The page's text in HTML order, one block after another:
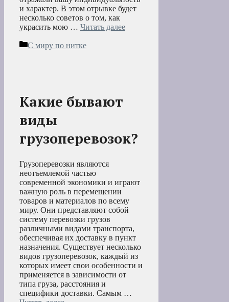
и характер. В этом отрывке будет
несколько советов о том, как
украсить мою … Читать далее
Рубрики
С миру по нитке
Какие бывают
виды
грузоперевозок?
Грузоперевозки являются
неотъемлемой частью
современной экономики и играют
важную роль в перемещении
товаров и материалов по всему
миру. Они представляют собой
систему перевозки грузов
различными видами транспорта,
обеспечивая их доставку в пункт
назначения. Существует несколько
видов грузоперевозок, каждый из
которых имеет свои особенности и
применяется в зависимости от
типа груза, расстояния и
специфики доставки. Самым …